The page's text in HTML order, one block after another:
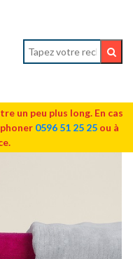
un peu plus long. En cas
0596 51 25 25 ou à